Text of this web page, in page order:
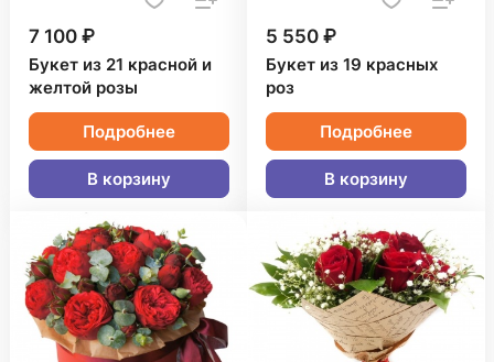
7 100 ₽
Букет из 21 красной и
желтой розы
Подробнее
В корзину
5 550 ₽
Букет из 19 красных
роз
Подробнее
В корзину